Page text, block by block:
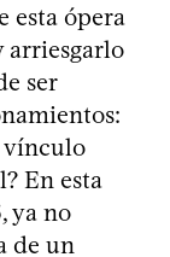
esta ópera
arriesgarlo
ser
vínculo
En esta
ya no
de un